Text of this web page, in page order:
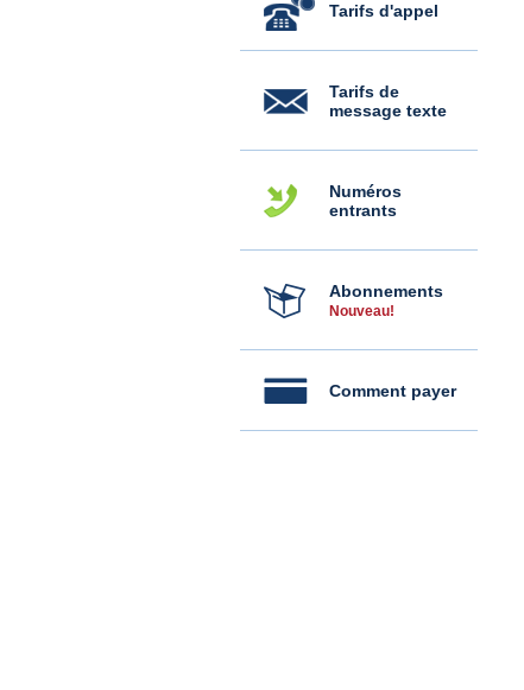
Tarifs d'appel
Tarifs de
message texte
Numéros
entrants
Abonnements
Nouveau!
Comment payer